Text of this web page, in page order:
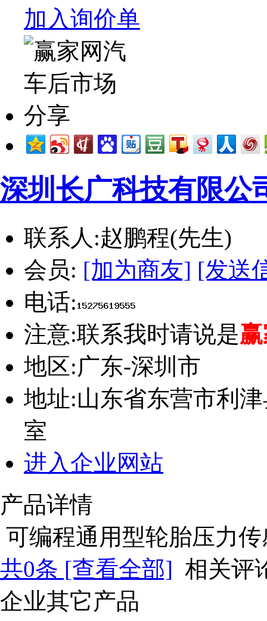
加入询价单
深圳长广科技有限公
联系人:赵鹏程(先生)
会员: [加为商友] [发送
电话:
注意:联系我时请说是
地区:广东-深圳市
地址:山东省东营市利
室
进入企业网站
产品详情
可编程通用型轮胎压力
共0条 [查看全部] 相关评
企业其它产品